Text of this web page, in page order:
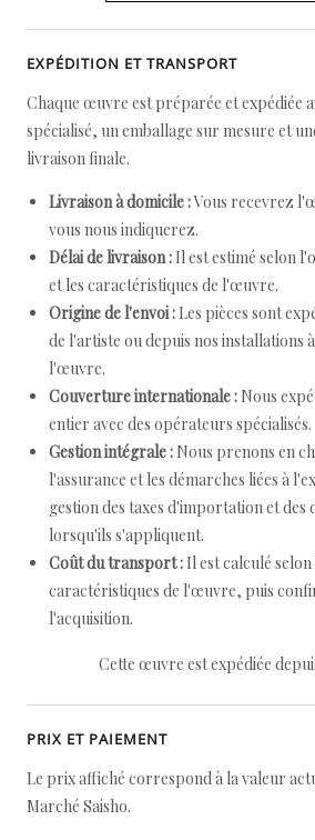
EXPÉDITION ET TRANSPORT
Chaque œuvre est préparée et expédiée
spécialisé, un emballage sur mesure et
livraison finale.
Livraison à domicile :Vous recevrez
vous nous indiquerez.
Délai de livraison : Il est estimé selon
et les caractéristiques de l'œuvre.
Origine de l'envoi : Les pièces sont
de l'artiste ou depuis nos installations
l'œuvre.
Couverture internationale : Nous
entier avec des opérateurs spécialisés.
Gestion intégrale : Nous prenons en
l'assurance et les démarches liées à
gestion des taxes d'importation et des
lorsqu'ils s'appliquent.
Coût du transport : Il est calculé
caractéristiques de l'œuvre, puis
l'acquisition.
Cette œuvre est expédiée
PRIX ET PAIEMENT
Le prix affiché correspond à la valeur
Marché Saisho.